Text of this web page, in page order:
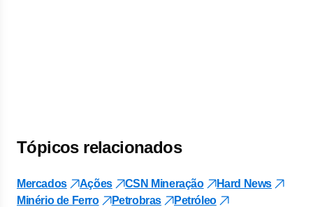
Tópicos relacionados
Mercados Ações CSN Mineração
Hard News
Minério de Ferro
Petrobras
Petróleo